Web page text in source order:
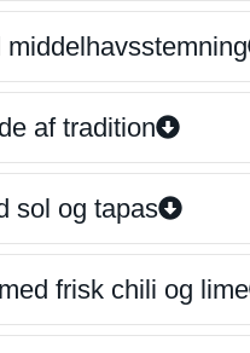
af tradition
sol og tapas
frisk chili og lime